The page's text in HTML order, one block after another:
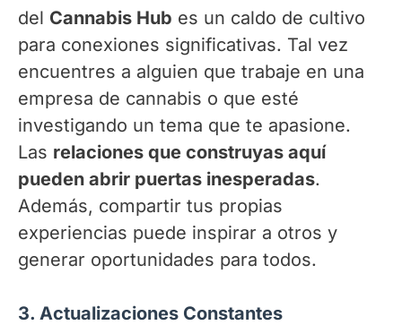
del Cannabis Hub es un caldo de cultivo
para conexiones significativas. Tal vez
encuentres a alguien que trabaje en una
empresa de cannabis o que esté
investigando un tema que te apasione.
Las relaciones que construyas aquí
pueden abrir puertas inesperadas.
Además, compartir tus propias
experiencias puede inspirar a otros y
generar oportunidades para todos.
3. Actualizaciones Constantes